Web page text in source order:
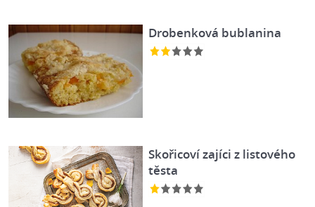
Drobenková bublanina
Skořicoví zajíci z listového
těsta